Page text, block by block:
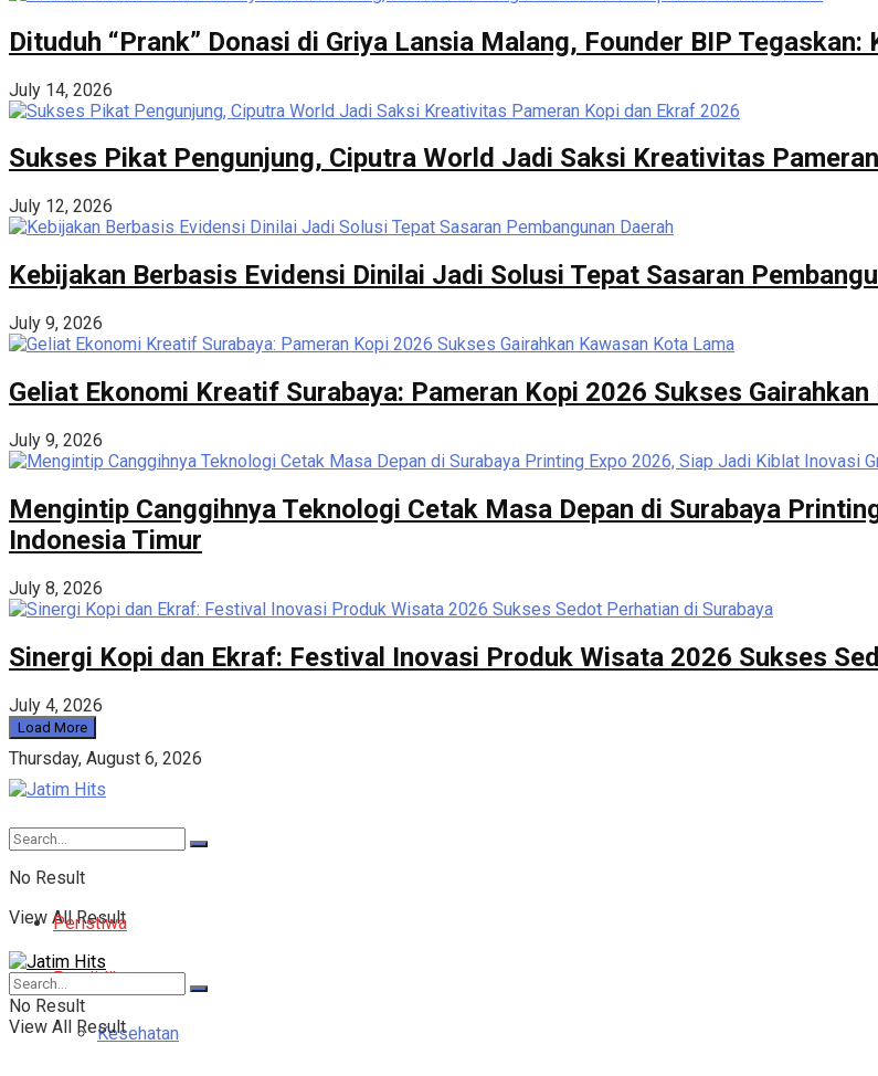
Dituduh “Prank” Donasi di Griya Lansia Malang, Founder BIP
July 14, 2026
Sukses Pikat Pengunjung, Ciputra World Jadi Saksi Kreativitas
July 12, 2026
Kebijakan Berbasis Evidensi Dinilai Jadi Solusi Tepat Sasaran
July 9, 2026
Geliat Ekonomi Kreatif Surabaya: Pameran Kopi 2026 Sukses
July 9, 2026
Mengintip Canggihnya Teknologi Cetak Masa Depan di Surabaya
Indonesia Timur
July 8, 2026
Sinergi Kopi dan Ekraf: Festival Inovasi Produk Wisata 2026 Sukses
July 4, 2026
Load More
Thursday, August 6, 2026
No Result
View All Result
Peristiwa
Pendidikan
Kesehatan
No Result
View All Result